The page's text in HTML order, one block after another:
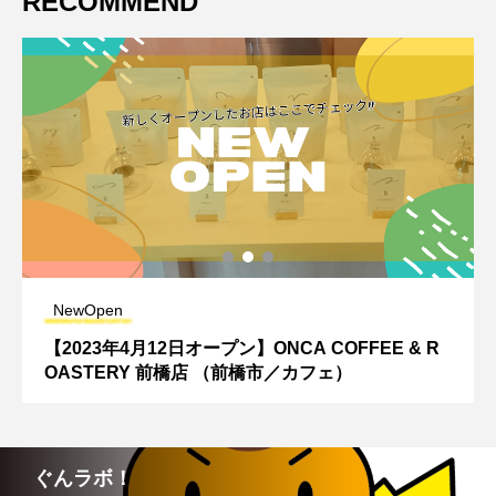
NewOpen
【2023年4月12日オープン】ONCA COFFEE & R
OASTERY 前橋店 （前橋市／カフェ）
ぐんラボ！